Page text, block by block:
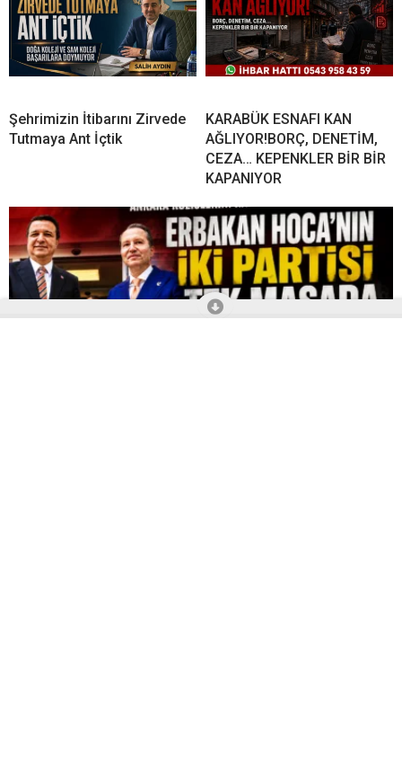
Şehrimizin İtibarını Zirvede
Tutmaya Ant İçtik
KARABÜK ESNAFI KAN
AĞLIYOR!BORÇ, DENETİM,
CEZA… KEPENKLER BİR BİR
KAPANIYOR